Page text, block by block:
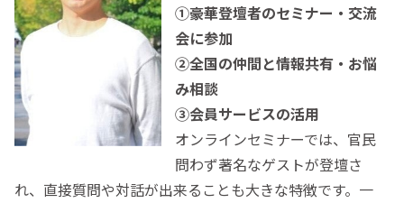
①豪華登壇者のセミナー・交流
会に参加
②全国の仲間と情報共有・お悩
み相談
③会員サービスの活用
オンラインセミナーでは、官民
問わず著名なゲストが登壇さ
れ、直接質問や対話が出来ることも大きな特徴です。一